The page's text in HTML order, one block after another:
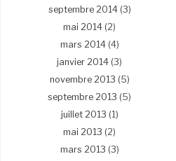
septembre 2014(3)
mai 2014 (2)
mars 2014(4)
janvier 2014 (3)
novembre 2013 (5)
septembre 2013 (5)
juillet 2013 (1)
mai 2013 (2)
mars 2013 (3)